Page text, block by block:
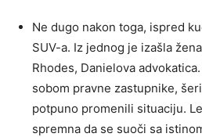
Ne dugo nakon toga, ispred
SUV-a. Iz jednog je izašla
Rhodes, Danielova
sobom pravne zastupnike,
potpuno promenili situaciju.
spremna da se suoči sa